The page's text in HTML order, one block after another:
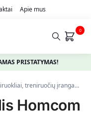
Apie mus
0
PRISTATYMAS!
treniruočių įranga
Homcom